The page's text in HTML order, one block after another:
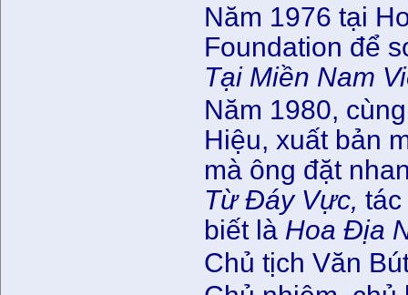
Năm 1976 tại
Foundation để
Tại Miền Nam
Năm 1980,
Hiệu, xuất bản
mà ông đặt
Từ Đáy Vực,
biết là Hoa Địa
Chủ tịch Văn